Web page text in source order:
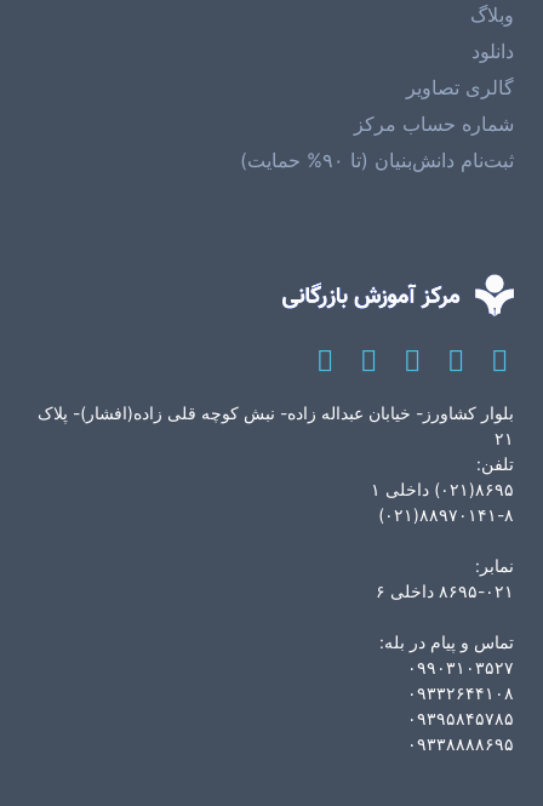
وبلاگ
دانلود
گالری تصاویر
شماره حساب مرکز
ثبت‌نام دانش‌بنیان (تا ۹۰% حمایت)
بلوار کشاورز- خیابان عبداله زاده- نبش کوچه قلی زاده(افشار)- پلاک
۲۱
تلفن:
۸۶۹۵(۰۲۱) داخلی ۱
۸۸۹۷۰۱۴۱-۸(۰۲۱)
نمابر:
۸۶۹۵-۰۲۱ داخلی ۶
تماس و پیام در بله:
۰۹۹۰۳۱۰۳۵۲۷
۰۹۳۳۲۶۴۴۱۰۸
۰۹۳۹۵۸۴۵۷۸۵
۰۹۳۳۸۸۸۸۶۹۵